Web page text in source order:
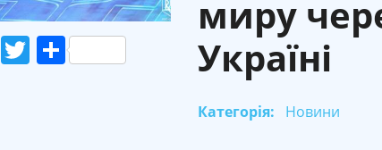
Facebook
Twitter
Поділитися
миру
Україні
Категорія: Новини